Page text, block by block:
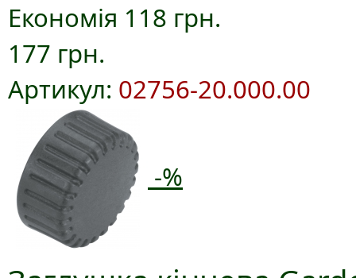
Економія 118 грн.
177 грн.
Артикул: 02756-20.000.00
-%